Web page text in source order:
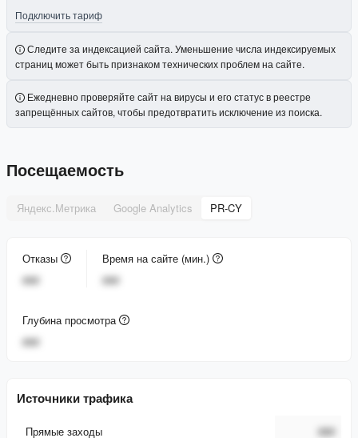
Подключить тариф
Следите за индексацией сайта. Уменьшение числа индексируемых
страниц может быть признаком технических проблем на сайте.
Ежедневно проверяйте сайт на вирусы и его статус в реестре
запрещённых сайтов, чтобы предотвратить исключение из поиска.
Посещаемость
Яндекс.Метрика Google Analytics PR-CY
Отказы
###
Время на сайте (мин.)
###
Глубина просмотра
###
Источники трафика
Прямые заходы ###